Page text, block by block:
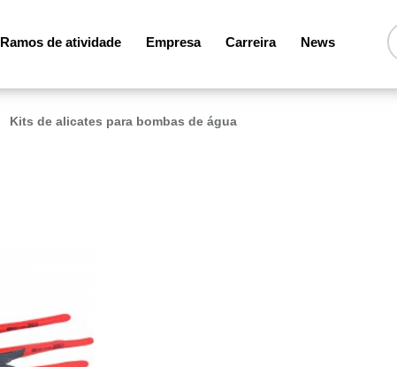
Ramos de atividade Empresa Carreira News
Kits de alicates para bombas de água